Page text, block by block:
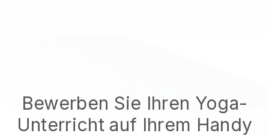
Bewerben Sie Ihren Yoga-
Unterricht auf Ihrem Handy